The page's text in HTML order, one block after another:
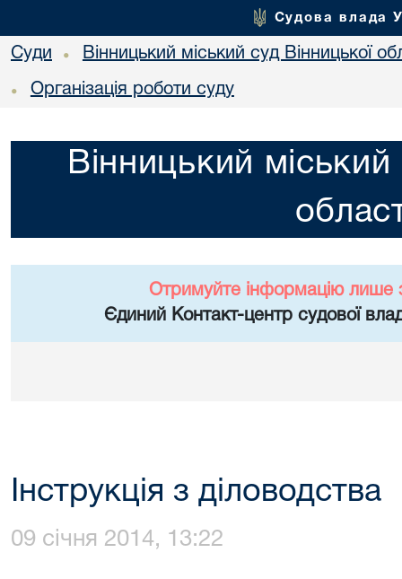
Судова влада
Суди • Вінницький міський суд Вінницької
• Організація роботи суду
Вінницький міський
Отримуйте інформацію лише
Єдиний Контакт-центр судової
Інструкція з діловодства
09 січня 2014, 13:22